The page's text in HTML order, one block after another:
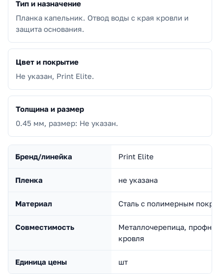
Тип и назначение
Планка капельник. Отвод воды с края кровли и
защита основания.
Цвет и покрытие
Не указан, Print Elite.
Толщина и размер
0.45 мм, размер: Не указан.
Бренд/линейка Print Elite
Пленка не указана
Материал Сталь с полимерным
Совместимость
Металлочерепица,
кровля
Единица цены шт